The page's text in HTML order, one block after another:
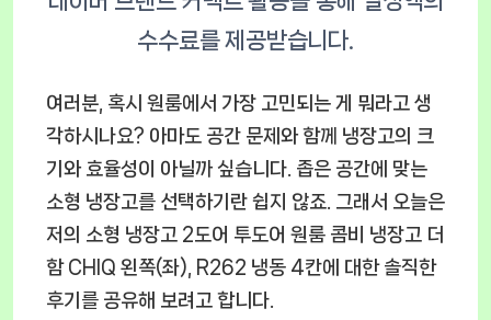
여러분, 혹시 원룸에서 가장 고민되는 게 뭐라고 생
각하시나요? 아마도 공간 문제와 함께 냉장고의 크
기와 효율성이 아닐까 싶습니다. 좁은 공간에 맞는
소형 냉장고를 선택하기란 쉽지 않죠. 그래서 오늘은
저의 소형 냉장고 2도어 투도어 원룸 콤비 냉장고 더
함 CHIQ 왼쪽(좌), R262 냉동 4칸에 대한 솔직한
후기를 공유해 보려고 합니다.